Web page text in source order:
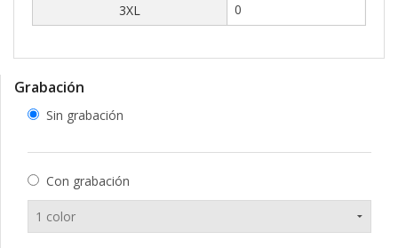
3XL
Grabación
Sin grabación
Con grabación